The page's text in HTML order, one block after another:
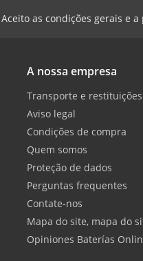
Aceito as condições gerais e
A nossa empresa
Transporte e restituições
Aviso legal
Condições de compra
Quem somos
Proteção de dados
Perguntas frequentes
Contate-nos
Mapa do site, mapa do
Opiniones Baterías